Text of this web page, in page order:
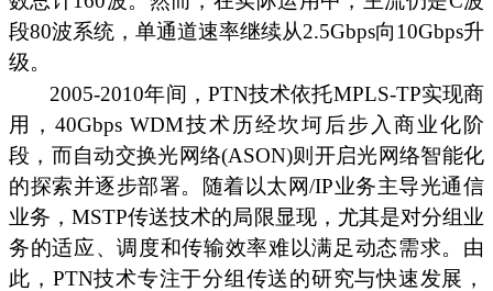
段80波系统，单通道速率继续从2.5Gbps向10Gbps升
级。
2005-2010年间，PTN技术依托MPLS-TP实现商
用，40Gbps WDM技术历经坎坷后步入商业化阶
段，而自动交换光网络(ASON)则开启光网络智能化
的探索并逐步部署。随着以太网/IP业务主导光通信
业务，MSTP传送技术的局限显现，尤其是对分组业
务的适应、调度和传输效率难以满足动态需求。由
此，PTN技术专注于分组传送的研究与快速发展，